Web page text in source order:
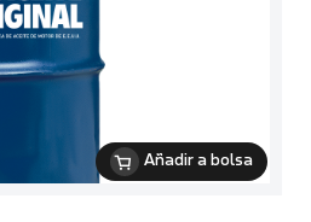
Añadir a bolsa